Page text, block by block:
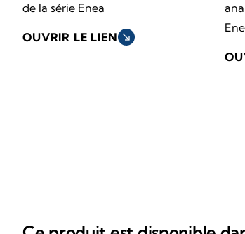
de la série Enea
OUVRIR LE LIEN south_east